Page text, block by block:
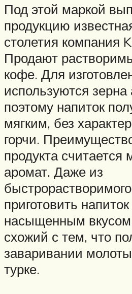
Под этой маркой
продукцию
столетия компания
Продают
кофе. Для
используются зерна
поэтому напиток
мягким, без
горчи.
продукта считается
аромат. Даже из
приготовить
насыщенным
схожий с тем, что
заваривании
турке.